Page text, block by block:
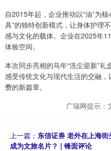
自2015年起，企业推动以“油”为
具”的独特创新模式，让身体护理
感与文化的载体。企业在2025年
体验空间。
本次同步亮相的马年“洗尘迎新”礼
感受传统文化与现代生活的交融
费的新篇章。
广瑞网提示：
上一篇： 东信证券 老外在上海
成为文旅名片？ | 锋面评论